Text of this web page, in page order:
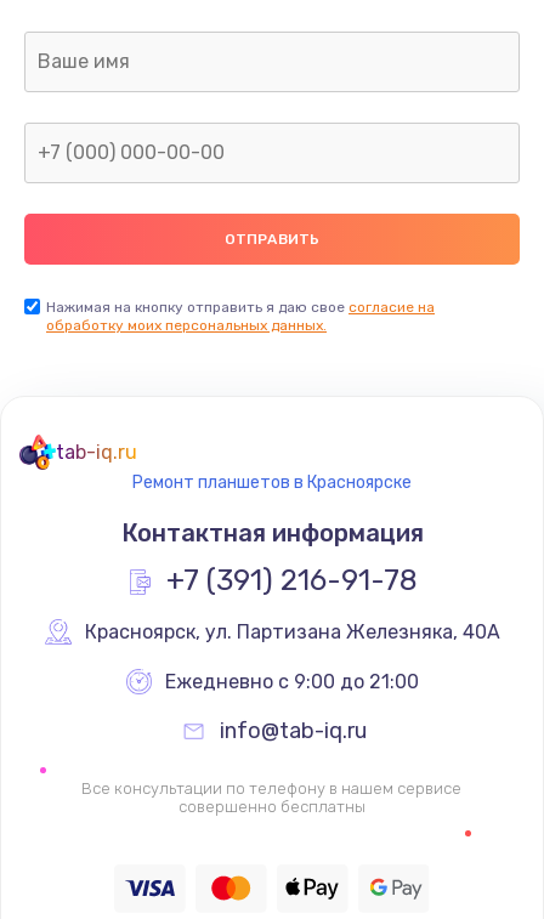
2000 руб.
Ремонт пищалок(твитеров)
900 руб.
Заказать
1795 руб.
Заказать
Ремонт разъема питания
1120 руб.
Заказать
Замена видеочипа
Нажимая на кнопку отправить я даю свое согласие на
обработку моих персональных данных.
tab-iq.ru
Ремонт планшетов в Красноярске
Контактная информация
+7 (391) 216-91-78
Красноярск, ул. Партизана Железняка, 40А
Ежедневно с 9:00 до 21:00
info@tab-iq.ru
Все консультации по телефону в нашем сервисе
совершенно бесплатны